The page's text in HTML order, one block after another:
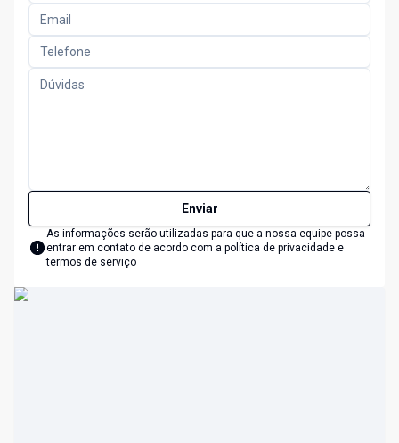
Enviar
As informações serão utilizadas para que a nossa equipe possa
entrar em contato de acordo com a política de privacidade e
termos de serviço